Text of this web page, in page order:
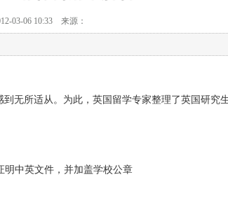
03-06 10:33 来源：
无所适从。为此，英国留学专家整理了英国研究
明中英文件，并加盖学校公章